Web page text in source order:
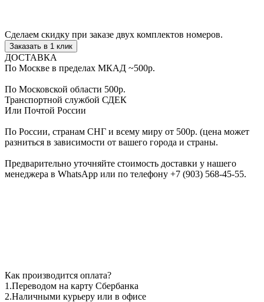
Сделаем скидку при заказе двух комплектов номеров.
Заказать в 1 клик
ДОСТАВКА
По Москве в пределах МКАД ~500р.
По Московской области 500р.
Транспортной службой СДЕК
Или Почтой России
По России, странам СНГ и всему миру от 500р. (цена может
разниться в зависимости от вашего города и страны.
Предварительно уточняйте стоимость доставки у нашего
менеджера в WhatsApp или по телефону +7 (903) 568-45-55.
Как производится оплата?
1.Переводом на карту Сбербанка
2.Наличными курьеру или в офисе